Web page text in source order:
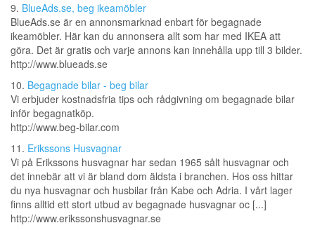
9. BlueAds.se, beg ikeamöbler
BlueAds.se är en annonsmarknad enbart för begagnade
ikeamöbler. Här kan du annonsera allt som har med IKEA att
göra. Det är gratis och varje annons kan innehålla upp till 3 bilder.
http://www.blueads.se
10. Begagnade bilar - beg bilar
Vi erbjuder kostnadsfria tips och rådgivning om begagnade bilar
inför begagnatköp.
http://www.beg-bilar.com
11. Erikssons Husvagnar
Vi på Erikssons husvagnar har sedan 1965 sålt husvagnar och
det innebär att vi är bland dom äldsta i branchen. Hos oss hittar
du nya husvagnar och husbilar från Kabe och Adria. I vårt lager
finns alltid ett stort utbud av begagnade husvagnar oc [...]
http://www.erikssonshusvagnar.se